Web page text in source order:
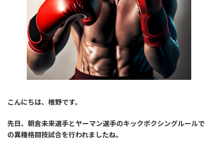
こんにちは、椎野です。
先日、朝倉未来選手とヤーマン選手のキックボクシングルールで
の異種格闘技試合を行われましたね。